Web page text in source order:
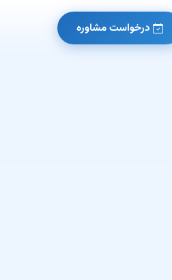
درخواست مشاوره